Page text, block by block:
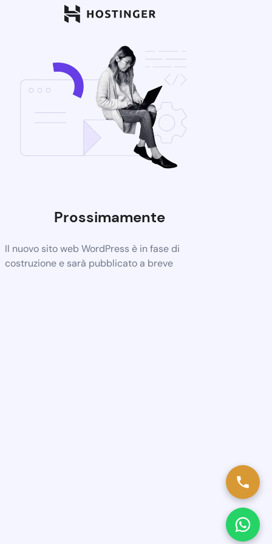
Prossimamente
Il nuovo sito web WordPress è in fase di
costruzione e sarà pubblicato a breve